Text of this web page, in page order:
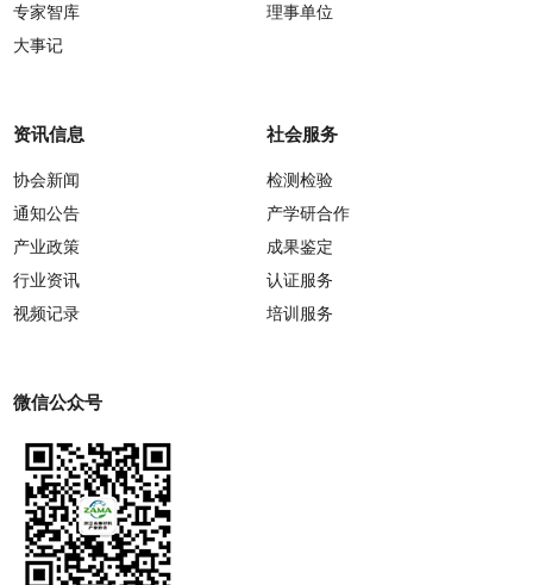
专家智库
大事记
理事单位
资讯信息
协会新闻
通知公告
产业政策
行业资讯
视频记录
社会服务
检测检验
产学研合作
成果鉴定
认证服务
培训服务
微信公众号